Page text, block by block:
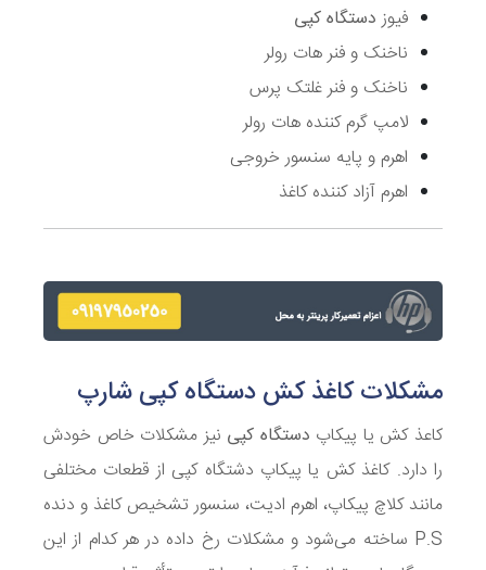
فیوزدستگاه کپی
ناخنک و فنر هات رولر
ناخنک و فنر غلتک پرس
لامپ گرم کننده هات رولر
اهرم و پایه سنسور خروجی
اهرم آزاد کننده کاغذ
مشکلات کاغذ کش دستگاه کپی شارپ
کاعذ کش یا پیکاپ دستگاه کپی نیز مشکلات خاص خودش
را دارد. کاغذ کش یا پیکاپ دشتگاه کپی از قطعات مختلفی
مانند کلاچ پیکاپ، اهرم ادیت، سنسور تشخیص کاغذ و دنده
P.S ساخته می‌شود و مشکلات رخ داده در هر کدام از این